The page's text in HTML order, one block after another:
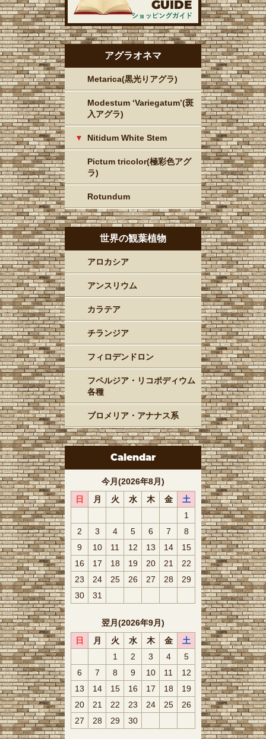
アグラオネマ
Metarica(黒光りアグラ)
Modestum ‘Variegatum’(斑
入アグラ)
Nitidum White Stem
Pictum tricolor(極彩色アグ
ラ)
Rotundum
世界の観葉植物
アロカシア
アンスリウム
カラテア
チランジア
フィロデンドロン
フペルジア・リコポディウム
各種
ブロメリア・アナナス系
Calendar
今月(2026年8月)
日
月 火 水 木 金
土
1
2
3 4 5 6 7
8
9
10 11 12 13 14
15
16
17 18 19 20 21
22
23
24 25 26 27 28
29
30
31
翌月(2026年9月)
日
月 火 水 木 金
土
1
2 3 4
5
6
7 8 9 10 11
12
13
14 15 16 17 18
19
20
21 22 23 24 25
26
27
28 29 30